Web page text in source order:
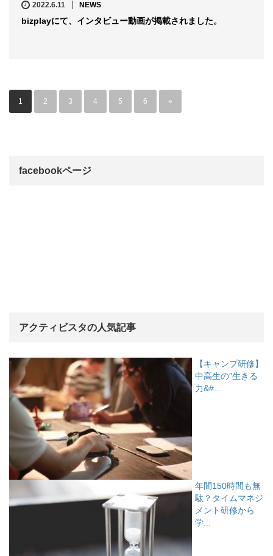
2022.6.11 NEWS
bizplayにて、インタビュー動画が掲載されました。
1 2 3 4 5 6 »
facebookページ
アクティビスタの人気記事
【キャンプ研修】
中高生の”生きる
力&#...
年間150時間も無
駄？タイムマネジ
メント研修から
学...